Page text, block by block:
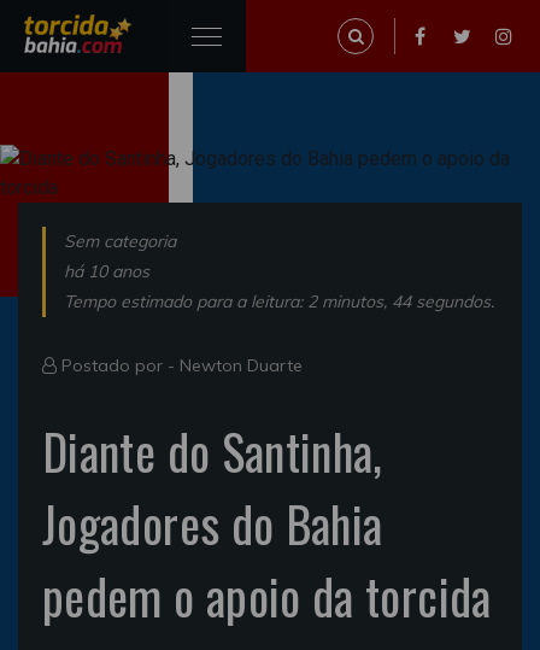
Sem categoria
há 10 anos
Tempo estimado para a leitura: 2 minutos, 44 segundos.
Postado por - Newton Duarte
Diante do Santinha,
Jogadores do Bahia
pedem o apoio da torcida